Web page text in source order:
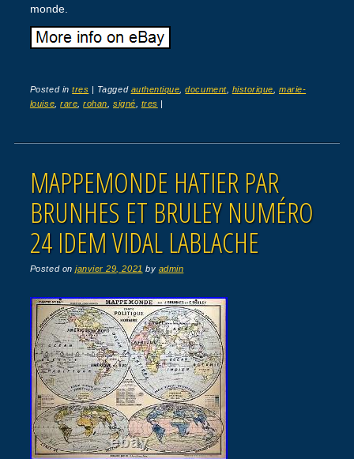
monde.
Posted intres Tagged authentique ,document, historique
marie-
louise ,rare ,rohan signé tres
MAPPEMONDE HATIER PAR
BRUNHES ET BRULEY NUMÉRO
24 IDEM VIDAL LABLACHE
Posted onjanvier 29, 2021 by admin